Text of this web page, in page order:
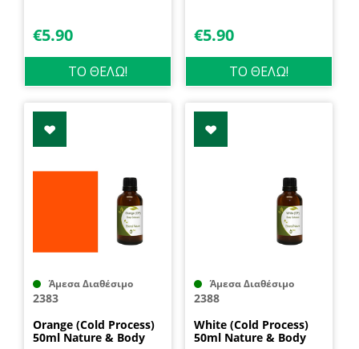
€5.90
ΤΟ ΘΕΛΩ!
€5.90
ΤΟ ΘΕΛΩ!
Άμεσα Διαθέσιμο
2383
Orange (Cold Process)
50ml Nature & Body
Άμεσα Διαθέσιμο
2388
White (Cold Process)
50ml Nature & Body